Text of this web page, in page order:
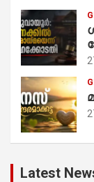
Latest